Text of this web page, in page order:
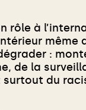
rôle à
même
:
de la
du